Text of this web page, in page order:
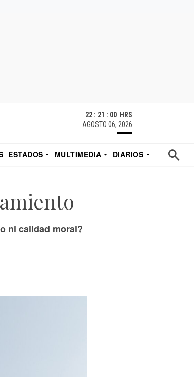
22 : 21 : 01 HRS
AGOSTO 06, 2026
ESTADOS MULTIMEDIA
DIARIOS
ni calidad moral?